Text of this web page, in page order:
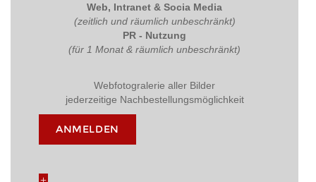
Web, Intranet & Socia Media
(zeitlich und räumlich unbeschränkt)
PR - Nutzung
(für 1 Monat & räumlich unbeschränkt)
Webfotogralerie aller Bilder
jederzeitige Nachbestellungsmöglichkeit
ANMELDEN